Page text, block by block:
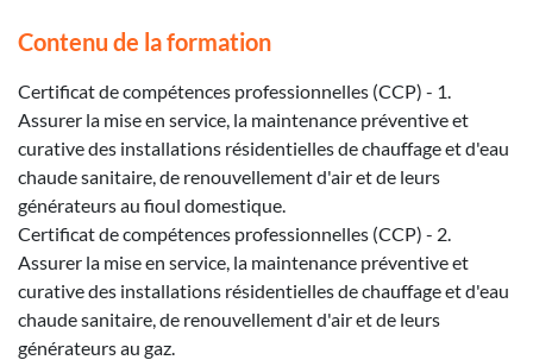
Contenu de la formation
Certificat de compétences professionnelles (CCP) - 1.
Assurer la mise en service, la maintenance préventive et
curative des installations résidentielles de chauffage et d'eau
chaude sanitaire, de renouvellement d'air et de leurs
générateurs au fioul domestique.
Certificat de compétences professionnelles (CCP) - 2.
Assurer la mise en service, la maintenance préventive et
curative des installations résidentielles de chauffage et d'eau
chaude sanitaire, de renouvellement d'air et de leurs
générateurs au gaz.